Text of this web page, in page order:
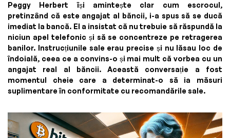
Peggy Herbert își amintește clar cum escrocul,
pretinzând că este angajat al băncii, i-a spus să se ducă
imediat la bancă. El a insistat că nu trebuie să răspundă la
niciun apel telefonic și să se concentreze pe retragerea
banilor. Instrucțiunile sale erau precise și nu lăsau loc de
îndoială, ceea ce a convins-o și mai mult că vorbea cu un
angajat real al băncii. Această conversație a fost
momentul cheie care a determinat-o să ia măsuri
suplimentare în conformitate cu recomandările sale.